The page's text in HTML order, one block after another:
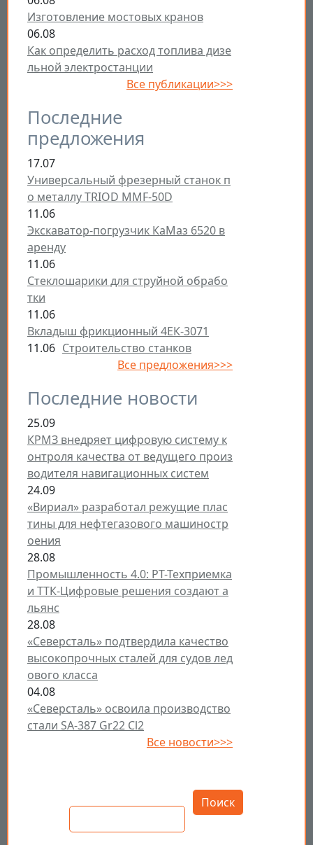
Изготовление мостовых кранов
06.08
Как определить расход топлива дизе
льной электростанции
Все публикации>>>
Последние
предложения
17.07
Универсальный фрезерный станок п
о металлу TRIOD MMF-50D
11.06
Экскаватор-погрузчик КаМаз 6520 в
аренду
11.06
Стеклошарики для струйной обрабо
тки
11.06
Вкладыш фрикционный 4ЕК-3071
11.06 Строительство станков
Все предложения>>>
Последние новости
25.09
КРМЗ внедряет цифровую систему к
онтроля качества от ведущего произ
водителя навигационных систем
24.09
«Вириал» разработал режущие плас
тины для нефтегазового машиностр
оения
28.08
Промышленность 4.0: РТ-Техприемка
и ТТК-Цифровые решения создают а
льянс
28.08
«Северсталь» подтвердила качество
высокопрочных сталей для судов лед
ового класса
04.08
«Северсталь» освоила производство
стали SA-387 Gr22 Cl2
Все новости>>>